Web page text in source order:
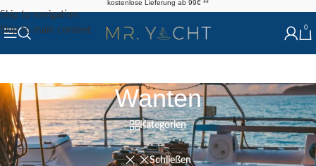
Skip to navigation
Skip to main content
kostenlose Lieferung ab 99€ **
0
Wanten
Kategorien
Schließen